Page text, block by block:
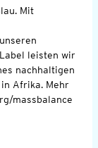
Mit
leisten wir
nachhaltigen
Afrika. Mehr
massbalance